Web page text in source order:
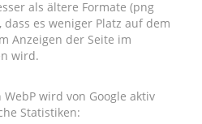
als ältere Formate (png
es weniger Platz auf dem
Anzeigen der Seite im
wird.
wird von Google aktiv
Statistiken: